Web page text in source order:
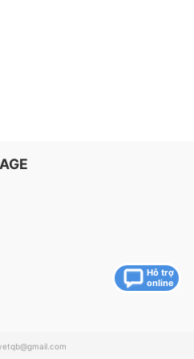
Hỗ trợ
online